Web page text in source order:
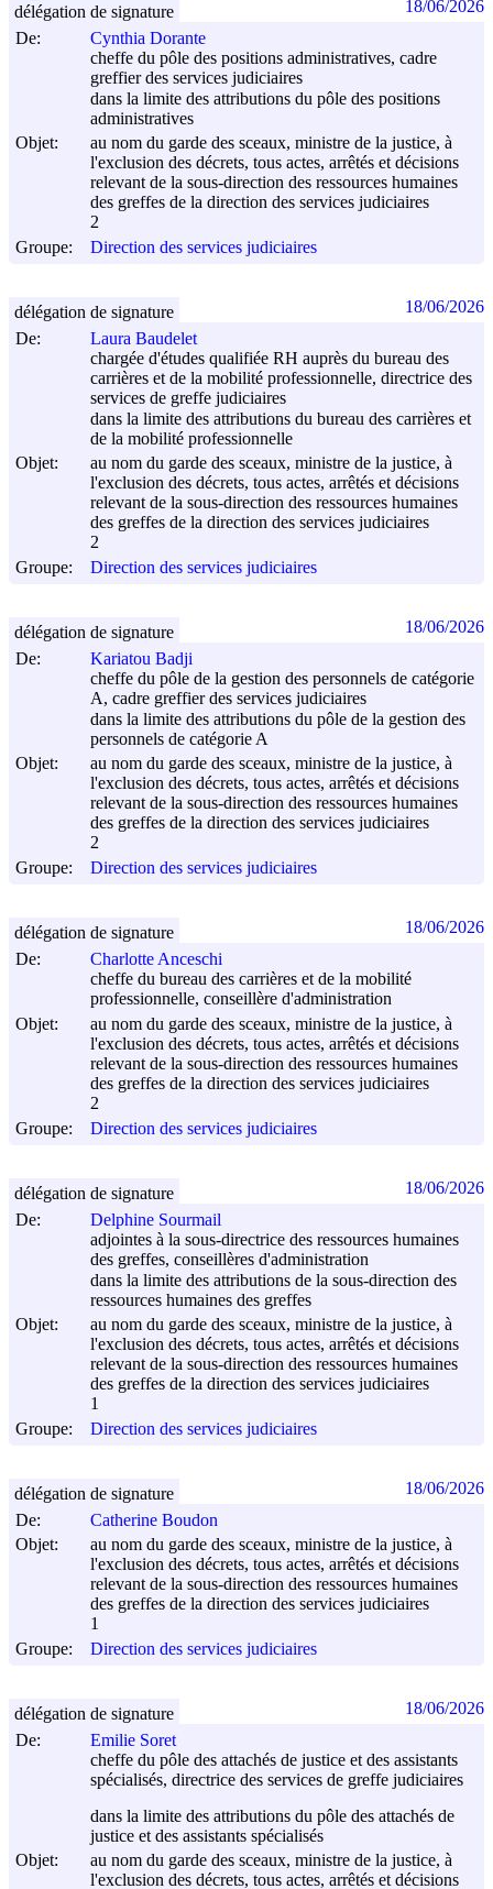
De:
Cynthia Dorante
cheffe du pôle des positions administratives, cadre
greffier des services judiciaires
dans la limite des attributions du pôle des positions
administratives
Objet:
au nom du garde des sceaux, ministre de la justice, à
l'exclusion des décrets, tous actes, arrêtés et décisions
relevant de la sous-direction des ressources humaines
des greffes de la direction des services judiciaires
2
Groupe:
Direction des services judiciaires
délégation de signature 18/06/2026
De:
Laura Baudelet
chargée d'études qualifiée RH auprès du bureau des
carrières et de la mobilité professionnelle, directrice des
services de greffe judiciaires
dans la limite des attributions du bureau des carrières et
de la mobilité professionnelle
Objet:
au nom du garde des sceaux, ministre de la justice, à
l'exclusion des décrets, tous actes, arrêtés et décisions
relevant de la sous-direction des ressources humaines
des greffes de la direction des services judiciaires
2
Groupe:
Direction des services judiciaires
délégation de signature 18/06/2026
De:
Kariatou Badji
cheffe du pôle de la gestion des personnels de catégorie
A, cadre greffier des services judiciaires
dans la limite des attributions du pôle de la gestion des
personnels de catégorie A
Objet:
au nom du garde des sceaux, ministre de la justice, à
l'exclusion des décrets, tous actes, arrêtés et décisions
relevant de la sous-direction des ressources humaines
des greffes de la direction des services judiciaires
2
Groupe:
Direction des services judiciaires
délégation de signature 18/06/2026
De:
Charlotte Anceschi
cheffe du bureau des carrières et de la mobilité
professionnelle, conseillère d'administration
Objet:
au nom du garde des sceaux, ministre de la justice, à
l'exclusion des décrets, tous actes, arrêtés et décisions
relevant de la sous-direction des ressources humaines
des greffes de la direction des services judiciaires
2
Groupe:
Direction des services judiciaires
délégation de signature 18/06/2026
De:
Delphine Sourmail
adjointes à la sous-directrice des ressources humaines
des greffes, conseillères d'administration
dans la limite des attributions de la sous-direction des
ressources humaines des greffes
Objet:
au nom du garde des sceaux, ministre de la justice, à
l'exclusion des décrets, tous actes, arrêtés et décisions
relevant de la sous-direction des ressources humaines
des greffes de la direction des services judiciaires
1
Groupe:
Direction des services judiciaires
délégation de signature 18/06/2026
De:
Catherine Boudon
Objet:
au nom du garde des sceaux, ministre de la justice, à
l'exclusion des décrets, tous actes, arrêtés et décisions
relevant de la sous-direction des ressources humaines
des greffes de la direction des services judiciaires
1
Groupe:
Direction des services judiciaires
délégation de signature 18/06/2026
De:
Emilie Soret
cheffe du pôle des attachés de justice et des assistants
spécialisés, directrice des services de greffe judiciaires
dans la limite des attributions du pôle des attachés de
justice et des assistants spécialisés
Objet:
au nom du garde des sceaux, ministre de la justice, à
l'exclusion des décrets, tous actes, arrêtés et décisions
délégation de signature 18/06/2026